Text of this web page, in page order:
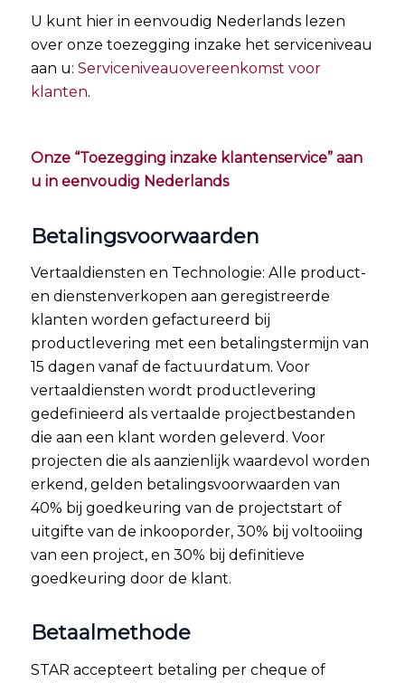
U kunt hier in eenvoudig Nederlands lezen
over onze toezegging inzake het serviceniveau
aan u: Serviceniveauovereenkomst voor
klanten.
Onze “Toezegging inzake klantenservice” aan
u in eenvoudig Nederlands
Betalingsvoorwaarden
Vertaaldiensten en Technologie: Alle product-
en dienstenverkopen aan geregistreerde
klanten worden gefactureerd bij
productlevering met een betalingstermijn van
15 dagen vanaf de factuurdatum. Voor
vertaaldiensten wordt productlevering
gedefinieerd als vertaalde projectbestanden
die aan een klant worden geleverd. Voor
projecten die als aanzienlijk waardevol worden
erkend, gelden betalingsvoorwaarden van
40% bij goedkeuring van de projectstart of
uitgifte van de inkooporder, 30% bij voltooiing
van een project, en 30% bij definitieve
goedkeuring door de klant.
Betaalmethode
STAR accepteert betaling per cheque of